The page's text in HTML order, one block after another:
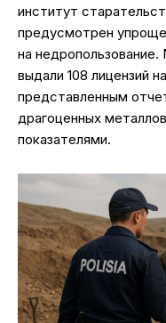
институт
предусмотрен
на
выдали 108 лицензий
представленным
драгоценных
показателями.